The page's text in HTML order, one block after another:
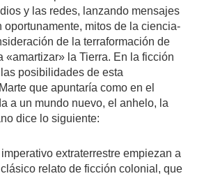
y las redes, lanzando mensajes
oportunamente, mitos de la ciencia-
de la terraformación de
«amartizar» la Tierra. En la ficción
posibilidades de esta
que apuntaría como en el
a un mundo nuevo, el anhelo, la
dice lo siguiente:
extraterrestre empiezan a
relato de ficción colonial, que